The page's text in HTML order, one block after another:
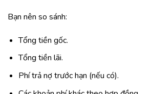
Bạn nên so sánh:
Tổng tiền gốc.
Tổng tiền lãi.
Phí trả nợ trước hạn (nếu có).